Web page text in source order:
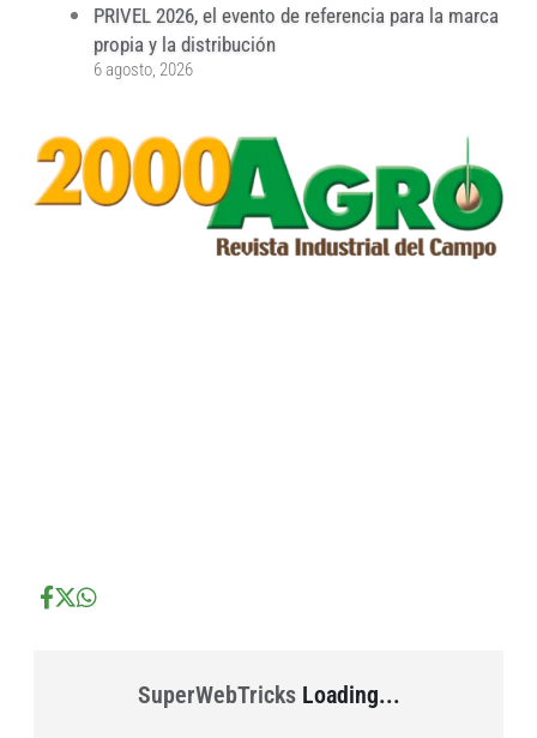
PRIVEL 2026, el evento de referencia para la marca
propia y la distribución
6 agosto, 2026
SuperWebTricksLoading...